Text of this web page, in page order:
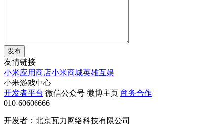
发布
友情链接
小米应用商店小米商城英雄互娱
小米游戏中心
开发者平台 微信公众号 微博主页 商务合作
010-60606666
开发者：北京瓦力网络科技有限公司